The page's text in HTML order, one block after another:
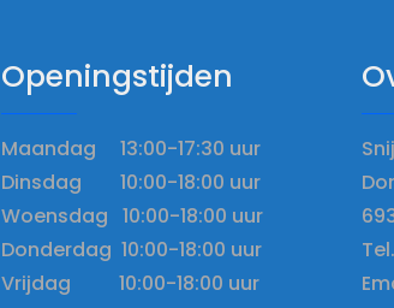
Openingstijden
Maandag 13:00-17:30 uur
Dinsdag 10:00-18:00 uur
Woensdag 10:00-18:00 uur
Donderdag 10:00-18:00 uur
Vrijdag 10:00-18:00 uur